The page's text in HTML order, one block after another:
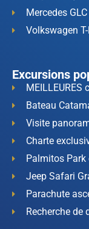
Mercedes
Volkswagen
Excursions
MEILLEURES
Bateau
Visite
Charte
Palmitos Park
Jeep Safari
Parachute
Recherche de